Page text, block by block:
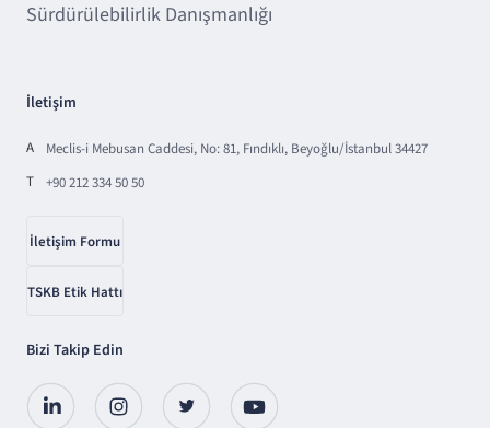
Sürdürülebilirlik Danışmanlığı
İletişim
A
Meclis-i Mebusan Caddesi, No: 81, Fındıklı, Beyoğlu/İstanbul 34427
T
+90 212 334 50 50
İletişim Formu
TSKB Etik Hattı
Bizi Takip Edin